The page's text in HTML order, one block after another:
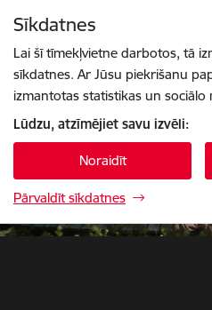
Sīkdatnes
Lai šī tīmekļvietne darbotos, tā
sīkdatnes. Ar Jūsu piekrišanu
izmantotas statistikas un sociālo
Lūdzu, atzīmējiet savu izvēli:
Noraidīt
Pārvaldīt sīkdatnes
1 / 6